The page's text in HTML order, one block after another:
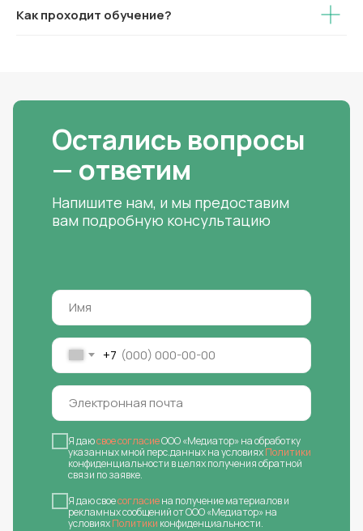
Как проходит обучение?
+7
Я даюсвое согласиеООО «Медиатор» на обработку
указанных мной перс.данных на условияхПолитики
конфиденциальности в целях получения обратной
связи по заявке.
Я даю своесогласиена получение материалов и
рекламных сообщений от ООО «Медиатор» на
условияхПолитики конфиденциальности.
Остались вопросы
— ответим
Напишите нам, и мы предоставим
вам подробную консультацию